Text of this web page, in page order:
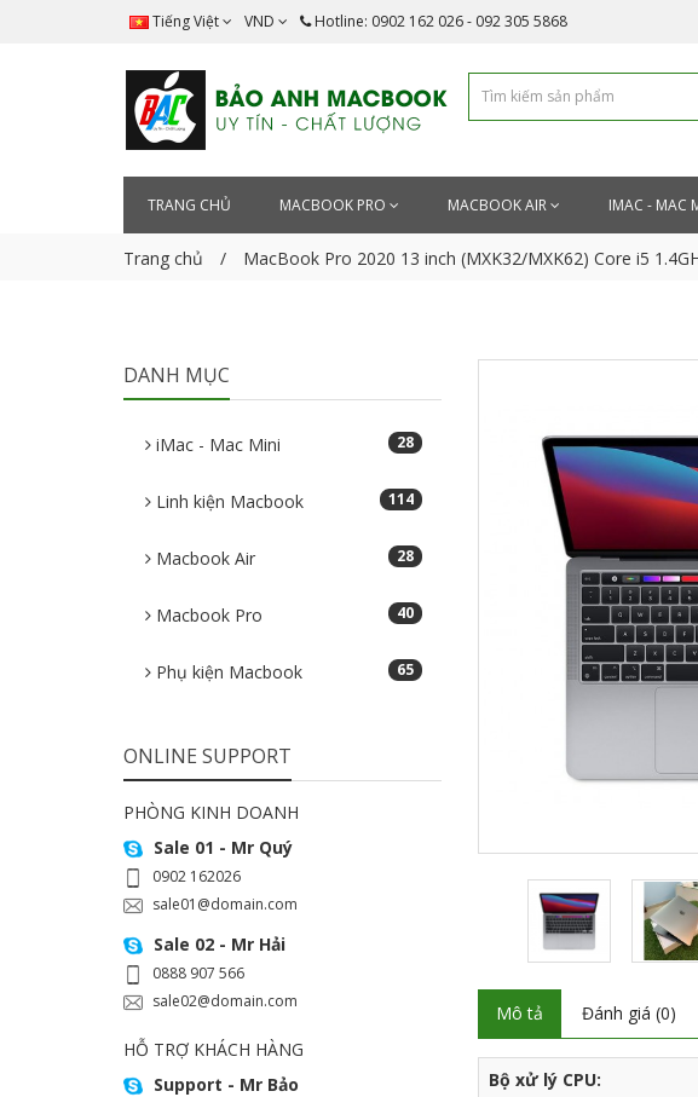
Tiếng Việt VND Hotline: 0902 162 026 - 092 305 5868
TRANG CHỦ MACBOOK PRO MACBOOK AIR IMAC - MAC
Trang chủ MacBook Pro 2020 13 inch (MXK32/MXK62) Core i5
DANH MỤC
iMac - Mac Mini 28
Linh kiện Macbook 114
Macbook Air 28
Macbook Pro 40
Phụ kiện Macbook 65
ONLINE SUPPORT
PHÒNG KINH DOANH
Sale 01 - Mr Quý
0902 162026
sale01@domain.com
Sale 02 - Mr Hải
0888 907 566
sale02@domain.com
HỖ TRỢ KHÁCH HÀNG
Support - Mr Bảo
Mô tả Đánh giá (0)
Bộ xử lý CPU: